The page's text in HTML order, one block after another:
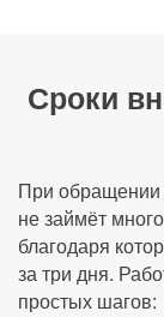
Сроки
При обращении
не займёт
благодаря
за три дня.
простых шагов: